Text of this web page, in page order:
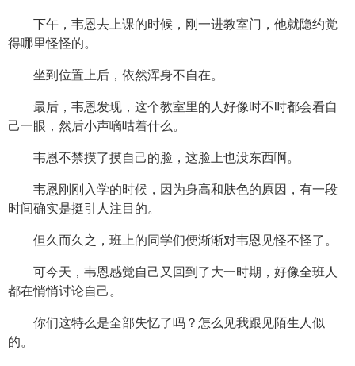
下午，韦恩去上课的时候，刚一进教室门，他就隐约觉
得哪里怪怪的。
坐到位置上后，依然浑身不自在。
最后，韦恩发现，这个教室里的人好像时不时都会看自
己一眼，然后小声嘀咕着什么。
韦恩不禁摸了摸自己的脸，这脸上也没东西啊。
韦恩刚刚入学的时候，因为身高和肤色的原因，有一段
时间确实是挺引人注目的。
但久而久之，班上的同学们便渐渐对韦恩见怪不怪了。
可今天，韦恩感觉自己又回到了大一时期，好像全班人
都在悄悄讨论自己。
你们这特么是全部失忆了吗？怎么见我跟见陌生人似
的。